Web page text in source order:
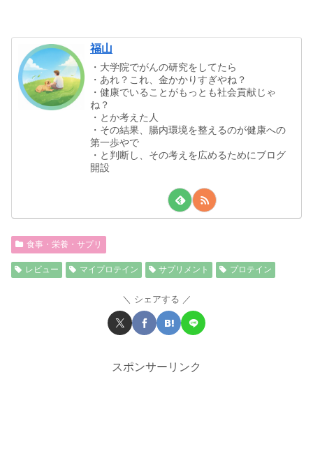
福山
・大学院でがんの研究をしてたら
・あれ？これ、金かかりすぎやね？
・健康でいることがもっとも社会貢献じゃ
ね？
・とか考えた人
・その結果、腸内環境を整えるのが健康への
第一歩やで
・と判断し、その考えを広めるためにブログ
開設
食事・栄養・サプリ
レビュー マイプロテイン サプリメント プロテイン
シェアする
スポンサーリンク